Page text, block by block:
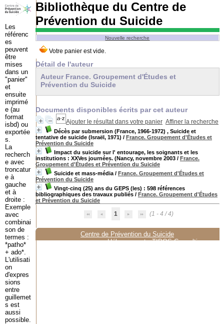
Bibliothèque du Centre de
Prévention du Suicide
Nouvelle recherche
Détail de l'auteur
Auteur France. Groupement d'Études et
Prévention du Suicide
Documents disponibles écrits par cet auteur
Ajouter le résultat dans votre panier Affiner la recherche
Décès par submersion (France, 1966-1972) , Suicide et
tentative de suicide (Israël, 1971) / France. Groupement d'Études et
Prévention du Suicide
Impact du suicide sur l' entourage, les soignants et les
institutions : XXVes journées. (Nancy, novembre 2003/ France.
Groupement d'Études et Prévention du Suicide
Suicide et mass-média/ France. Groupement d'Études et
Prévention du Suicide
Vingt-cinq (25) ans du GEPS (les) : 598 références
bibliographiques des travaux publiés/ France. Groupement d'Études
et Prévention du Suicide
1 (1 - 4 / 4)
Centre de Prévention du Suicide
Hébergement :TIPOS Consulting
Les
référenc
es
peuvent
être
mises
dans un
"panier"
et
ensuite
imprimé
e (au
format
isbd) ou
exportée
s.
La
recherch
e avec
troncatur
e à
gauche
et à
droite :
Exemple
avec
combinai
son de
termes :
*patho*
+ ado*.
L'utilisati
on
d'expres
sions
entre
guillemet
s est
aussi
possible.